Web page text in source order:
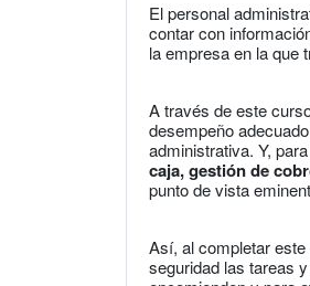
El personal
contar con
la empresa en la que
A través de este
desempeño
administrativa. Y,
caja, gestión de
punto de vista
Así, al completar
seguridad las tareas